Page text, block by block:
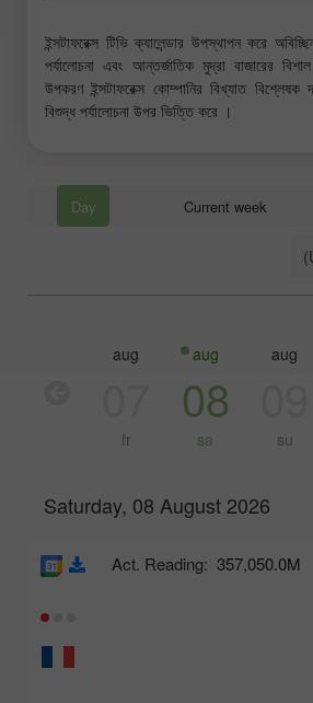
ইন্সটাফরেক্স টিভি ক্যালেন্ডার উপস্থাপন করে
পর্যালোচনা এবং আন্তর্জাতিক মুদ্রা বাজারের
উপকরণ ইন্সটাফরেক্স কোম্পানির বিখ্যাত বিশ্লেষক
বিশুদ্ধ পর্যালোচনা উপর ভিত্তি করে ।
Day Current week
aug
fr
aug
08
sa
aug
su
Saturday, 08 August 2026
Act. Reading: 357,050.0M